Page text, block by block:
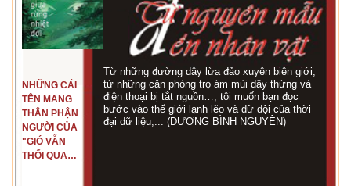
NHỮNG CÁI
TÊN MANG
THÂN PHẬN
NGƯỜI CỦA
"GIÓ VẪN
THỔI QUA
Từ những đường dây lừa đảo xuyên biên giới,
từ những căn phòng trọ ám mùi dây thừng và
điện thoại bị tắt nguồn…, tôi muốn bạn đọc
bước vào thế giới lạnh lẽo và dữ dội của thời
đại dữ liệu,... (DƯƠNG BÌNH NGUYÊN)